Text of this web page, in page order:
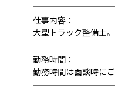
仕事内容：
大型トラック整備士。
勤務時間：
勤務時間は面談時に